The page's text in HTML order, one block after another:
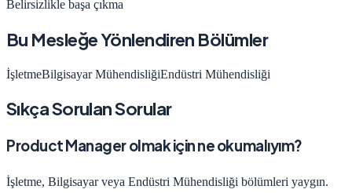
Belirsizlikle başa çıkma
Bu Mesleğe Yönlendiren Bölümler
İşletmeBilgisayar MühendisliğiEndüstri Mühendisliği
Sıkça Sorulan Sorular
Product Manager olmak için ne okumalıyım?
İşletme, Bilgisayar veya Endüstri Mühendisliği bölümleri yaygın.